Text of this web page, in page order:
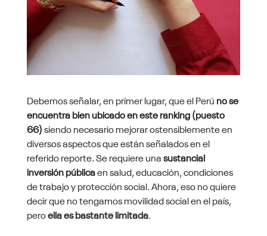
Debemos señalar, en primer lugar, que el Perú no se
encuentra bien ubicado en este ranking (puesto
66)siendo necesario mejorar ostensiblemente en
diversos aspectos que están señalados en el
referido reporte. Se requiere unasustancial
inversión públicaen salud, educación, condiciones
de trabajo y protección social. Ahora, eso no quiere
decir que no tengamos movilidad social en el país,
peroella es bastante limitada.